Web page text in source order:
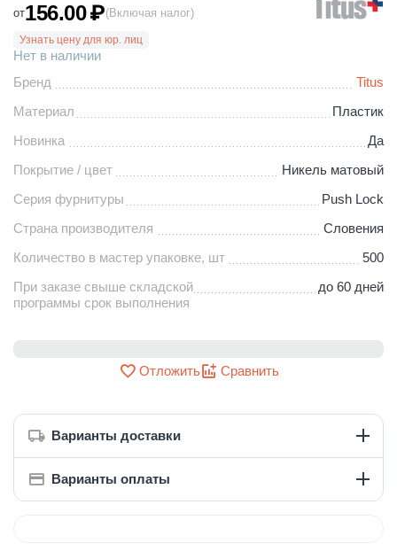
от156.00₽(Включая налог)
Узнать цену для юр. лиц
Нет в наличии
Бренд
Titus
Материал
Пластик
Новинка
Да
Покрытие / цвет
Никель матовый
Серия фурнитуры
Push Lock
Страна производителя
Словения
Количество в мастер упаковке, шт
500
При заказе свыше складской
программы срок выполнения
до 60 дней
Отложить Сравнить
Варианты доставки
Варианты оплаты